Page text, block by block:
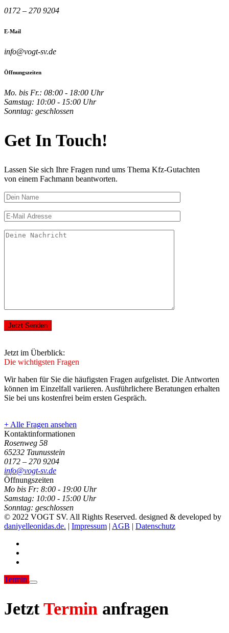
0172 – 270 9204
E-Mail
info@vogt-sv.de
Öffnungszeiten
Mo. bis Fr.: 08:00 - 18:00 Uhr
Samstag: 10:00 - 15:00 Uhr
Sonntag: geschlossen
Get In Touch!
Lassen Sie sich Ihre Fragen rund ums Thema Kfz-Gutachten
von einem Fachmann beantworten.
Jetzt Senden
Jetzt im Überblick:
Die wichtigsten Fragen
Wir haben für Sie die häufigsten Fragen aufgelistet. Die Antworten
können im Einzelfall variieren. Ausführlichere Beratungen erhalten
Sie bei uns kostenfrei beim ersten Gespräch.
+ Alle Fragen ansehen
Kontaktinformationen
Rosenweg 58
65232 Taunusstein
0172 – 270 9204
info@vogt-sv.de
Öffnungszeiten
Mo bis Fr: 8:00 - 19:00 Uhr
Samstag: 10:00 - 15:00 Uhr
Sonntag: geschlossen
© 2022 VOGT SV. All Rights Reserved. designed & developed by
daniyelleonidas.de. | Impressum | AGB | Datenschutz
Termin
JetztTermin anfragen